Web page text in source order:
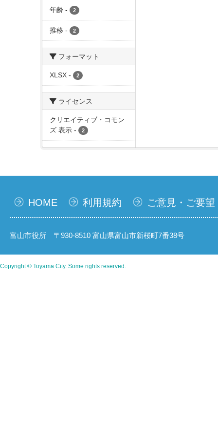
年齢 - 2
推移 - 2
フォーマット
XLSX - 2
ライセンス
クリエイティブ・コモン
ズ 表示 - 2
HOME 利用規約 ご意見・ご要望
富山市役所 〒930-8510 富山県富山市新桜町7番38号
Copyright © Toyama City. Some rights reserved.